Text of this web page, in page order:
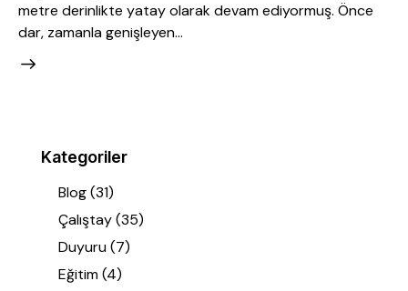
metre derinlikte yatay olarak devam ediyormuş. Önce
dar, zamanla genişleyen…
Kategoriler
Blog(31)
Çalıştay(35)
Duyuru(7)
Eğitim(4)